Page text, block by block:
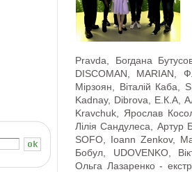
Pravda, Богдана
DISCOMAN, MARIAN,
Мірзоян, Віталій Каба,
Kadnay, Dibrova, Е.К.А,
Kravchuk, Ярослав
Лілія Сандулеса,
SOFO, Ioann Zenkov,
Бобул, UDOVENKO,
Ольга Лазаренко -